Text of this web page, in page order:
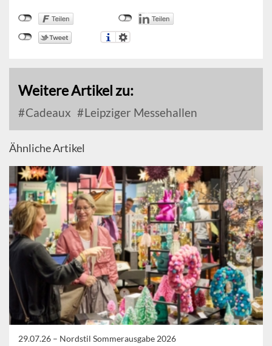
Weitere Artikel zu:
Cadeaux Leipziger Messehallen
Ähnliche Artikel
29.07.26 – Nordstil Sommerausgabe 2026